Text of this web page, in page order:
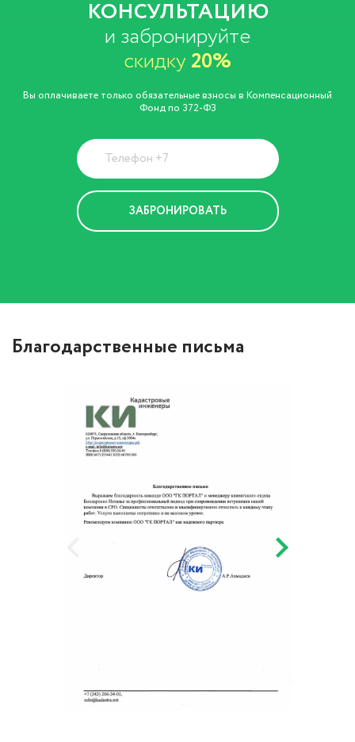
КОНСУЛЬТАЦИЮ
и забронируйте
скидку 20%
Вы оплачиваете только обязательные взносы в Компенсационный
Фонд по 372-ФЗ
Благодарственные письма